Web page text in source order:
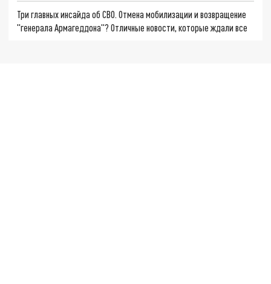
Три главных инсайда об СВО. Отмена мобилизации и возвращение
"генерала Армагеддона"? Отличные новости, которые ждали все